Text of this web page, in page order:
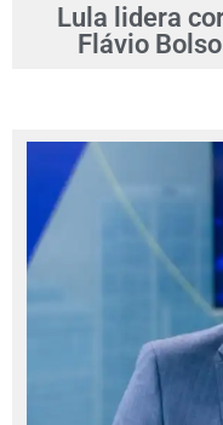
Lula lidera
Flávio